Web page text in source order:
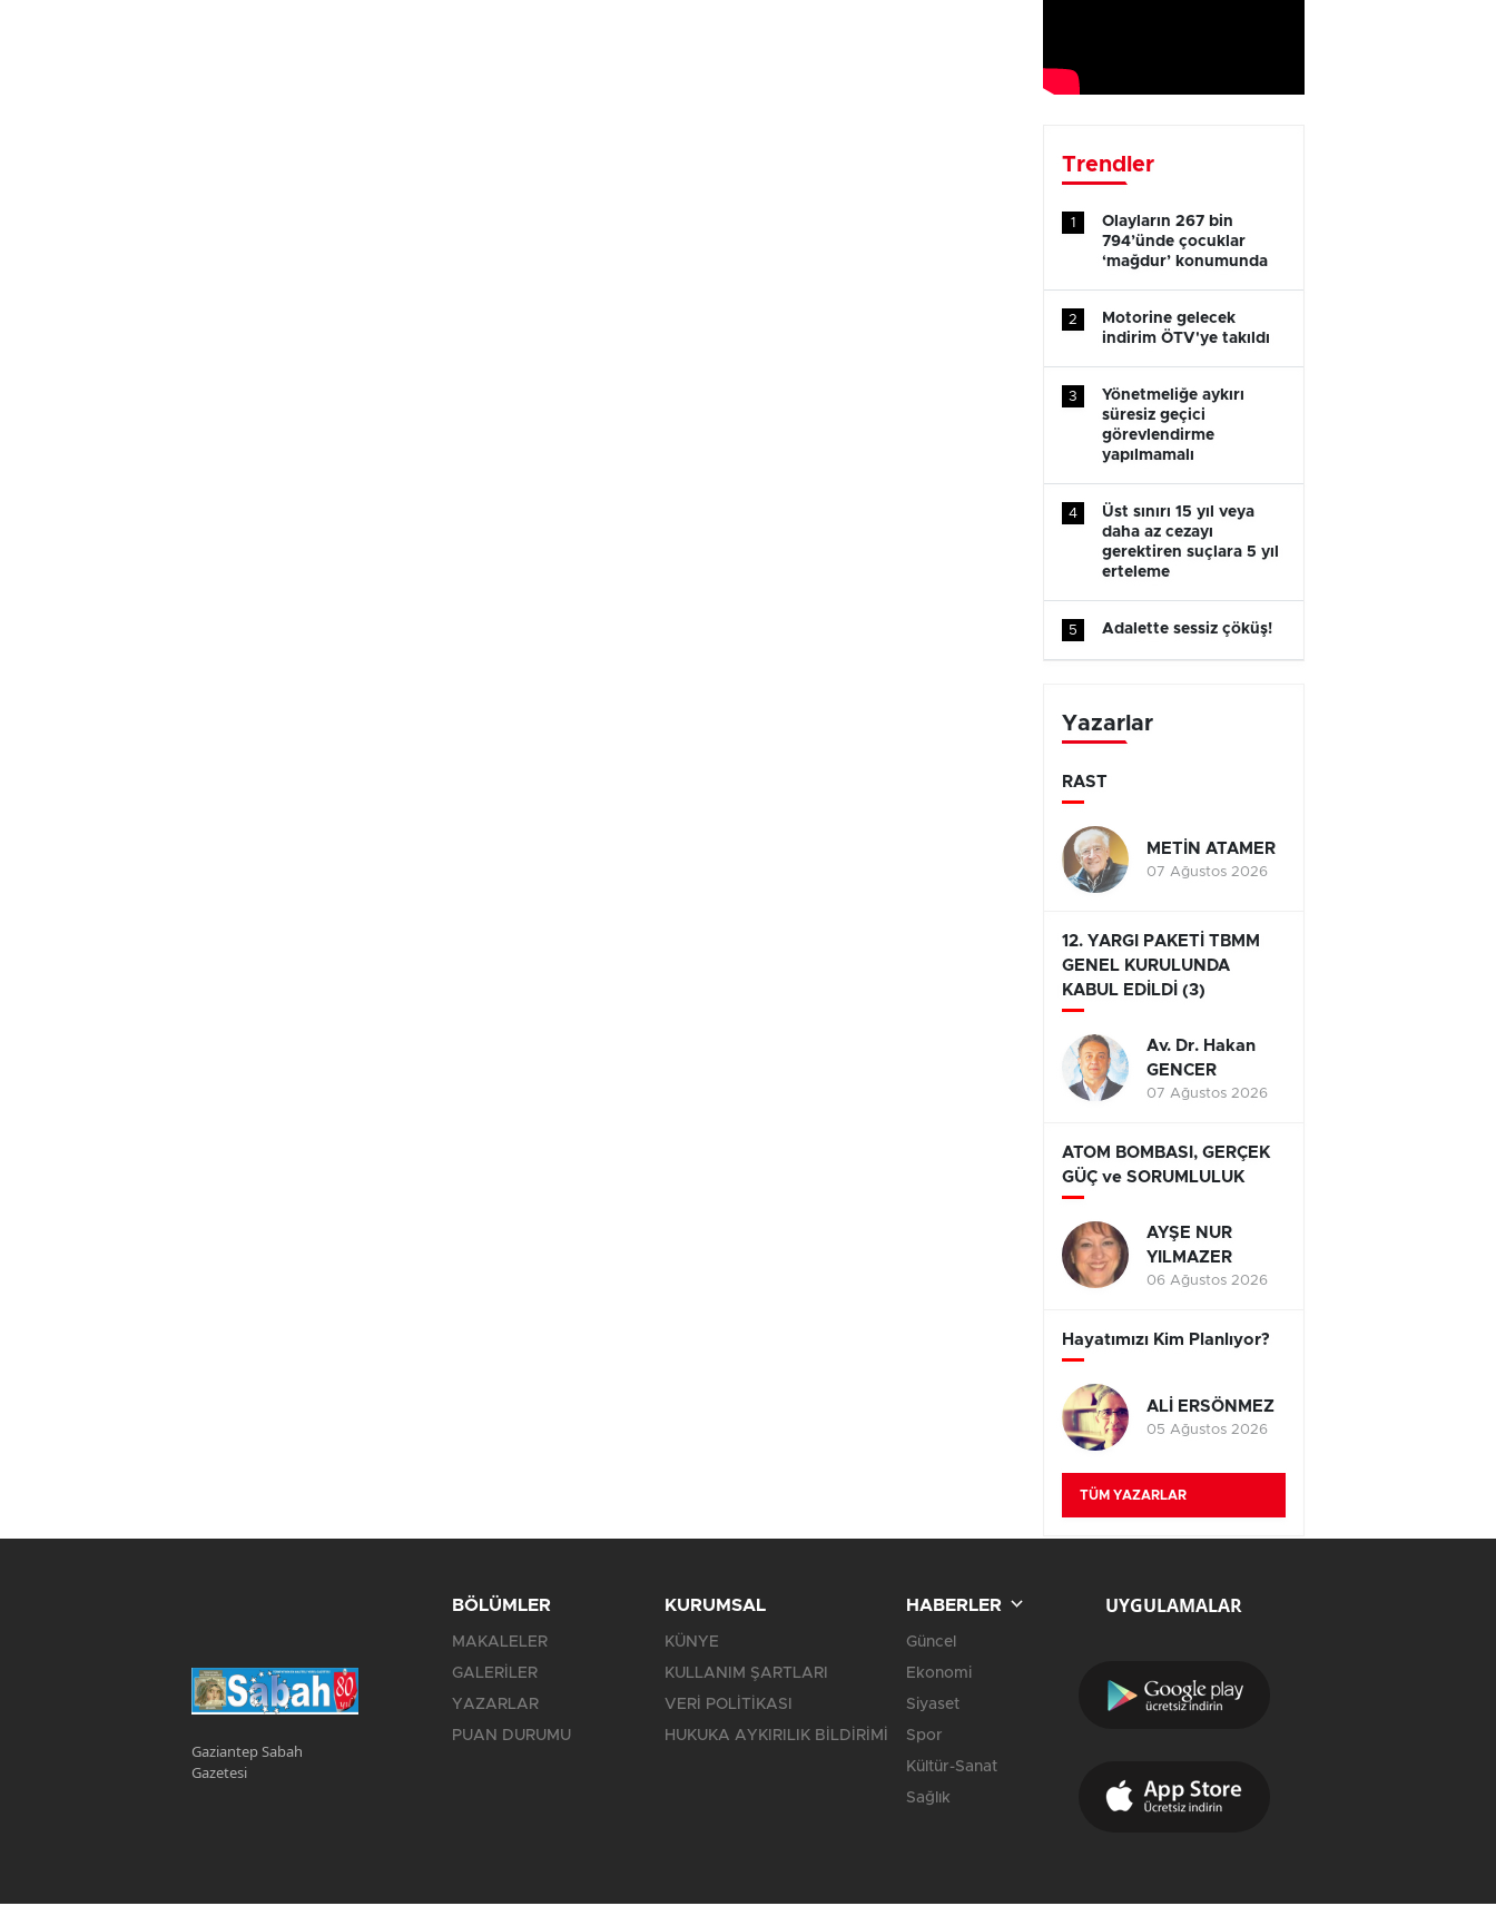
Trendler
1
Olayların 267 bin
794’ünde çocuklar
‘mağdur’ konumunda
2
Motorine gelecek
indirim ÖTV'ye takıldı
3
Yönetmeliğe aykırı
süresiz geçici
görevlendirme
yapılmamalı
4
Üst sınırı 15 yıl veya
daha az cezayı
gerektiren suçlara 5 yıl
erteleme
5 Adalette sessiz çöküş!
Yazarlar
RAST
METİN ATAMER
07 Ağustos 2026
12. YARGI PAKETİ TBMM
GENEL KURULUNDA
KABUL EDİLDİ (3)
Av. Dr. Hakan
GENCER
07 Ağustos 2026
ATOM BOMBASI, GERÇEK
GÜÇ ve SORUMLULUK
AYŞE NUR
YILMAZER
06 Ağustos 2026
Hayatımızı Kim Planlıyor?
ALİ ERSÖNMEZ
05 Ağustos 2026
TÜM YAZARLAR
Gaziantep Sabah
Gazetesi
BÖLÜMLER
MAKALELER
GALERİLER
YAZARLAR
PUAN DURUMU
KURUMSAL
KÜNYE
KULLANIM ŞARTLARI
VERİ POLİTİKASI
HUKUKA AYKIRILIK BİLDİRİMİ
HABERLER
Güncel
Ekonomi
Siyaset
Spor
Kültür-Sanat
Sağlık
UYGULAMALAR